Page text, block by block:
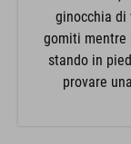
ginocchia di
gomiti mentre
stando in
provare